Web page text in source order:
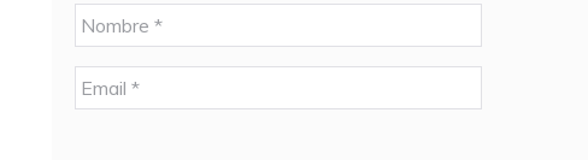
N
o
m
b
r
E
m